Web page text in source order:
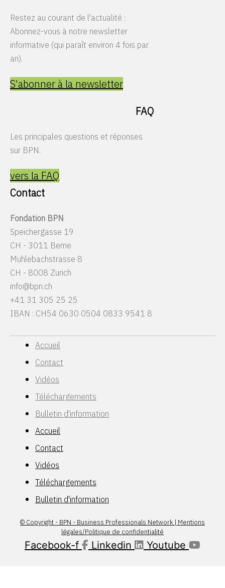
Restez au courant de l'actualité :
Abonnez-vous à notre newsletter
informative (qui paraît environ 4 fois par
an).
S'abonner à la newsletter
FAQ
Les principales questions et réponses
sur BPN.
vers la FAQ
Contact
Fondation BPN
Speichergasse 19
CH - 3011 Berne
Mühlebachstrasse 8
CH - 8008 Zurich
info@bpn.ch
+41 31 305 25 25
IBAN : CH54 0630 0504 0833 9541 8
Accueil
Contact
Vidéos
Téléchargements
Bulletin d'information
Accueil
Contact
Vidéos
Téléchargements
Bulletin d'information
© Copyright - BPN - Business Professionals Network | Mentions
légales/Politique de confidentialité
Facebook-f Linkedin Youtube